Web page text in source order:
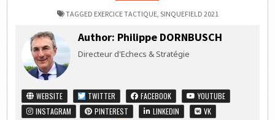
TAGGED EXERCICE TACTIQUE, SINQUEFIELD 2021
Author: Philippe DORNBUSCH
Directeur d'Echecs & Stratégie
WEBSITE TWITTER FACEBOOK
YOUTUBE
INSTAGRAM
PINTEREST LINKEDIN
VK